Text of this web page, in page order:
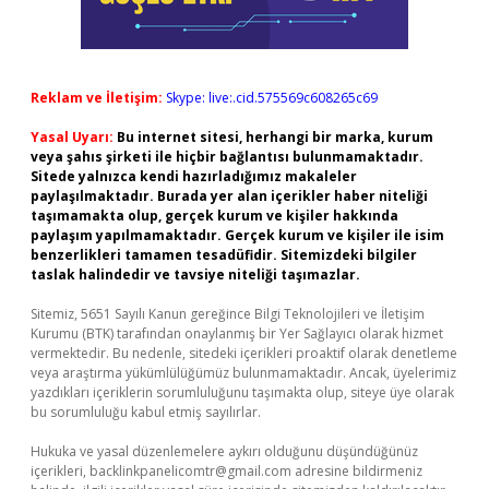
Reklam ve İletişim: Skype: live:.cid.575569c608265c69
Yasal Uyarı: Bu internet sitesi, herhangi bir marka, kurum
veya şahıs şirketi ile hiçbir bağlantısı bulunmamaktadır.
Sitede yalnızca kendi hazırladığımız makaleler
paylaşılmaktadır. Burada yer alan içerikler haber niteliği
taşımamakta olup, gerçek kurum ve kişiler hakkında
paylaşım yapılmamaktadır. Gerçek kurum ve kişiler ile isim
benzerlikleri tamamen tesadüfidir. Sitemizdeki bilgiler
taslak halindedir ve tavsiye niteliği taşımazlar.
Sitemiz, 5651 Sayılı Kanun gereğince Bilgi Teknolojileri ve İletişim
Kurumu (BTK) tarafından onaylanmış bir Yer Sağlayıcı olarak hizmet
vermektedir. Bu nedenle, sitedeki içerikleri proaktif olarak denetleme
veya araştırma yükümlülüğümüz bulunmamaktadır. Ancak, üyelerimiz
yazdıkları içeriklerin sorumluluğunu taşımakta olup, siteye üye olarak
bu sorumluluğu kabul etmiş sayılırlar.
Hukuka ve yasal düzenlemelere aykırı olduğunu düşündüğünüz
içerikleri, backlinkpanelicomtr@gmail.com adresine bildirmeniz